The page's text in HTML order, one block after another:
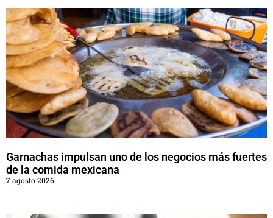
Garnachas impulsan uno de los negocios más fuertes
de la comida mexicana
7 agosto 2026